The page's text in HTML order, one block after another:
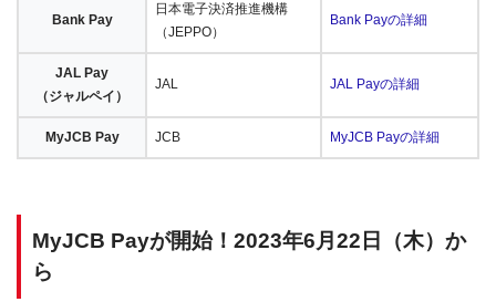
Bank Pay
日本電子決済推進機構
（JEPPO）
Bank Payの詳細
JAL Pay
（ジャルペイ）
JAL JAL Payの詳細
MyJCB Pay JCB MyJCB Payの詳細
MyJCB Payが開始！2023年6月22日（木）か
ら